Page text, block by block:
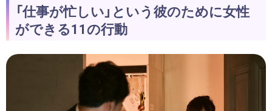
「仕事が忙しい」という彼のために女性
ができる11の行動